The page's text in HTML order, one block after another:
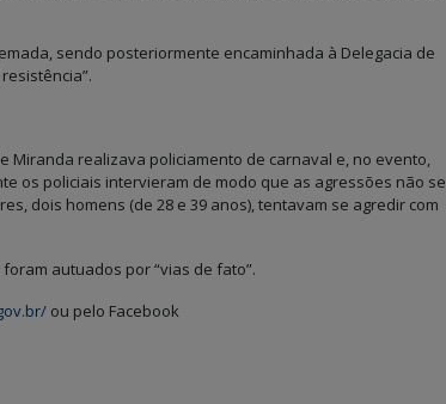
sendo posteriormente encaminhada à Delegacia de
Miranda realizava policiamento de carnaval e, no evento,
os policiais intervieram de modo que as agressões não se
dois homens (de 28 e 39 anos), tentavam se agredir com
autuados por “vias de fato”.
ou pelo Facebook